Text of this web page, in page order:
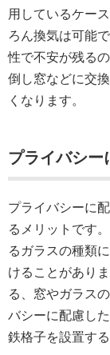
用しているケー
ろん換気は可能
性で不安が残る
倒し窓などに交
くなります。
プライバシー
プライバシーに
るメリットです
るガラスの種類
けることがあり
る、窓やガラス
バシーに配慮し
鉄格子を設置す